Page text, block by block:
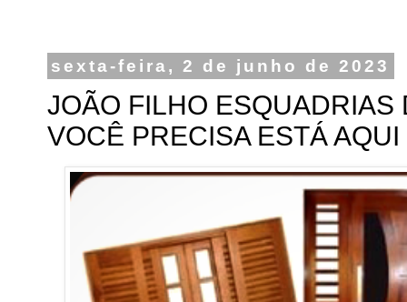
sexta-feira, 2 de junho de 2023
JOÃO FILHO ESQUADRIAS
VOCÊ PRECISA ESTÁ AQUI